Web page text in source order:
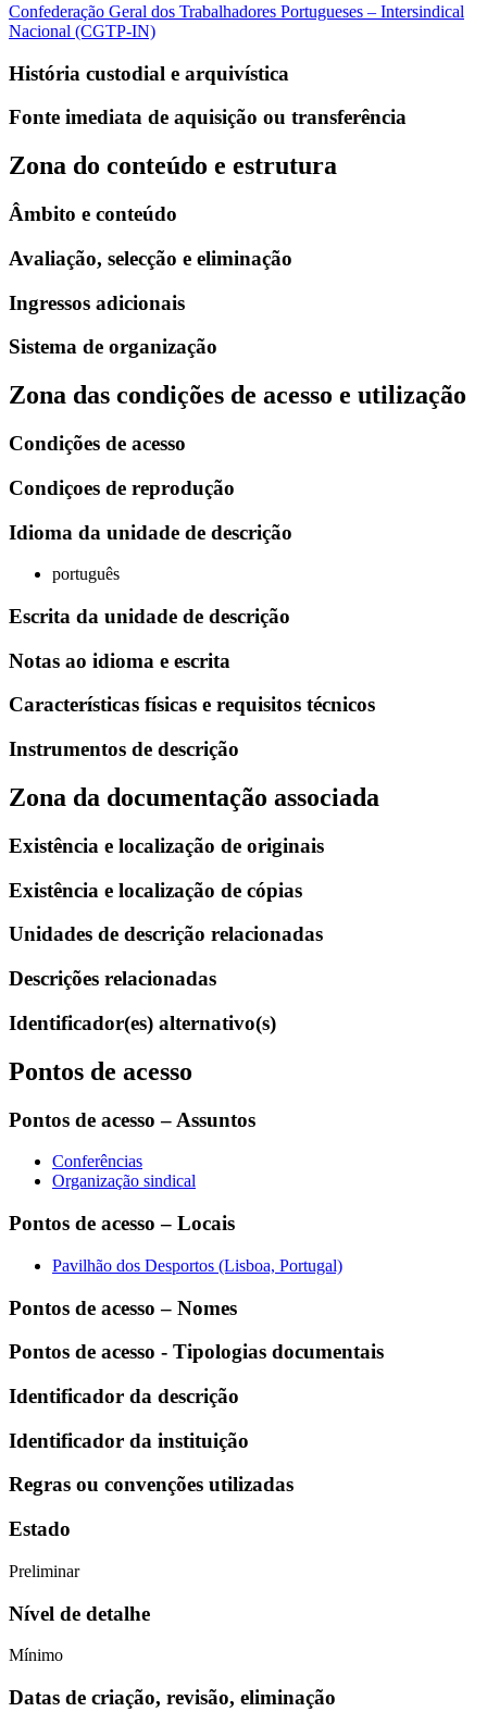
Confederação Geral dos Trabalhadores Portugueses – Intersindical
Nacional (CGTP-IN)
História custodial e arquivística
Fonte imediata de aquisição ou transferência
Zona do conteúdo e estrutura
Âmbito e conteúdo
Avaliação, selecção e eliminação
Ingressos adicionais
Sistema de organização
Zona das condições de acesso e utilização
Condições de acesso
Condiçoes de reprodução
Idioma da unidade de descrição
português
Escrita da unidade de descrição
Notas ao idioma e escrita
Características físicas e requisitos técnicos
Instrumentos de descrição
Zona da documentação associada
Existência e localização de originais
Existência e localização de cópias
Unidades de descrição relacionadas
Descrições relacionadas
Identificador(es) alternativo(s)
Pontos de acesso
Pontos de acesso – Assuntos
Conferências
Organização sindical
Pontos de acesso – Locais
Pavilhão dos Desportos (Lisboa, Portugal)
Pontos de acesso – Nomes
Pontos de acesso - Tipologias documentais
Identificador da descrição
Identificador da instituição
Regras ou convenções utilizadas
Estado
Preliminar
Nível de detalhe
Mínimo
Datas de criação, revisão, eliminação